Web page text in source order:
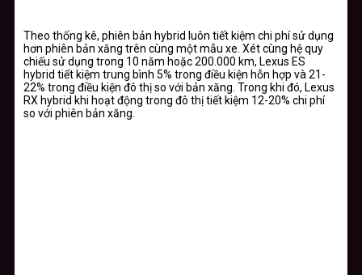
Theo thống kê, phiên bản hybrid luôn tiết kiệm chi phí sử dụng
hơn phiên bản xăng trên cùng một mẫu xe. Xét cùng hệ quy
chiếu sử dụng trong 10 năm hoặc 200.000 km, Lexus ES
hybrid tiết kiệm trung bình 5% trong điều kiện hỗn hợp và 21-
22% trong điều kiện đô thị so với bản xăng. Trong khi đó, Lexus
RX hybrid khi hoạt động trong đô thị tiết kiệm 12-20% chi phí
so với phiên bản xăng.